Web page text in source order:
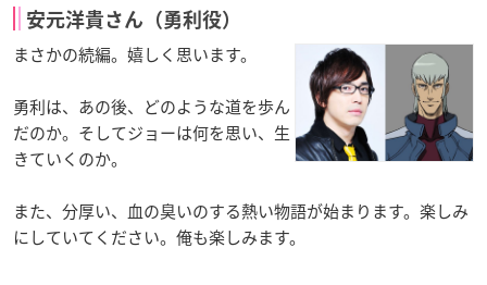
安元洋貴さん（勇利役）
まさかの続編。嬉しく思います。
勇利は、あの後、どのような道を歩ん
だのか。そしてジョーは何を思い、生
きていくのか。
また、分厚い、血の臭いのする熱い物語が始まります。楽しみ
にしていてください。俺も楽しみます。